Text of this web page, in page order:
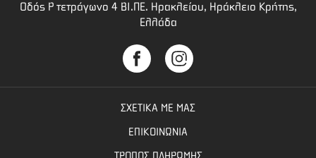
Οδός Ρ τετράγωνο 4 BI.ΠΕ. Ηρακλείου, Ηράκλειο Κρήτης,
Ελλάδα
ΣΧΕΤΙΚΑ ΜΕ ΜΑΣ
ΕΠΙΚΟΙΝΩΝΙΑ